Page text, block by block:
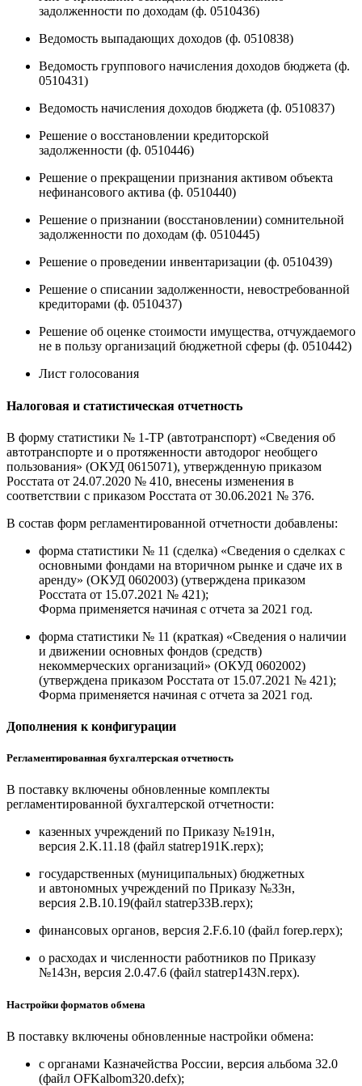
задолженности по доходам (ф. 0510436)
Ведомость выпадающих доходов (ф. 0510838)
Ведомость группового начисления доходов бюджета (ф.
0510431)
Ведомость начисления доходов бюджета (ф. 0510837)
Решение о восстановлении кредиторской
задолженности (ф. 0510446)
Решение о прекращении признания активом объекта
нефинансового актива (ф. 0510440)
Решение о признании (восстановлении) сомнительной
задолженности по доходам (ф. 0510445)
Решение о проведении инвентаризации (ф. 0510439)
Решение о списании задолженности, невостребованной
кредиторами (ф. 0510437)
Решение об оценке стоимости имущества, отчуждаемого
не в пользу организаций бюджетной сферы (ф. 0510442)
Лист голосования
Налоговая и статистическая отчетность
В форму статистики № 1-ТР (автотранспорт) «Сведения об
автотранспорте и о протяженности автодорог необщего
пользования» (ОКУД 0615071), утвержденную приказом
Росстата от 24.07.2020 № 410, внесены изменения в
соответствии с приказом Росстата от 30.06.2021 № 376.
В состав форм регламентированной отчетности добавлены:
форма статистики № 11 (сделка) «Сведения о сделках с
основными фондами на вторичном рынке и сдаче их в
аренду» (ОКУД 0602003) (утверждена приказом
Росстата от 15.07.2021 № 421);
Форма применяется начиная с отчета за 2021 год.
форма статистики № 11 (краткая) «Сведения о наличии
и движении основных фондов (средств)
некоммерческих организаций» (ОКУД 0602002)
(утверждена приказом Росстата от 15.07.2021 № 421);
Форма применяется начиная с отчета за 2021 год.
Дополнения к конфигурации
Регламентированная бухгалтерская отчетность
В поставку включены обновленные комплекты
регламентированной бухгалтерской отчетности:
казенных учреждений по Приказу №191н,
версия 2.K.11.18 (файл statrep191K.repx);
государственных (муниципальных) бюджетных
и автономных учреждений по Приказу №33н,
версия 2.B.10.19(файл statrep33B.repx);
финансовых органов, версия 2.F.6.10 (файл forep.repx);
о расходах и численности работников по Приказу
№143н, версия 2.0.47.6 (файл statrep143N.repx).
Настройки форматов обмена
В поставку включены обновленные настройки обмена:
с органами Казначейства России, версия альбома 32.0
(файл OFKalbom320.defx);